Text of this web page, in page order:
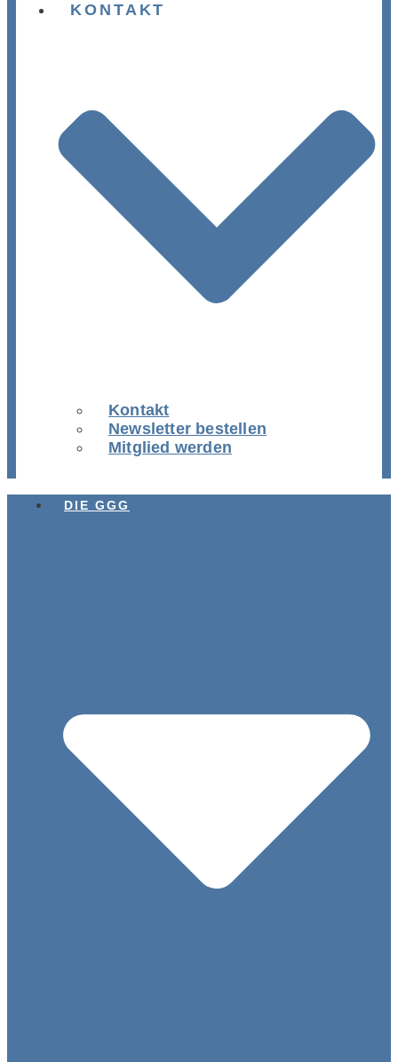
KONTAKT
Kontakt
Newsletter bestellen
Mitglied werden
DIE GGG